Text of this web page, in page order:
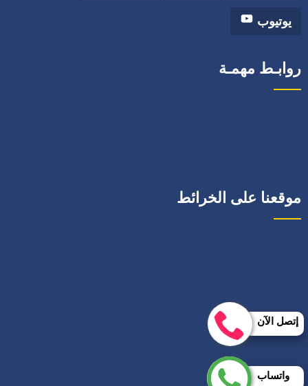
يوتيوب
روابـط مهمـة
موقعنا على الخرائط
واتساب
إتصل الآن